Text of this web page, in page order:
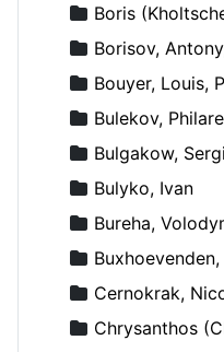
Boris
Borisov,
Bouyer, Louis,
Bulekov,
Bulgakow,
Bulyko, Ivan
Bureha,
Cernokrak,
Chrysanthos